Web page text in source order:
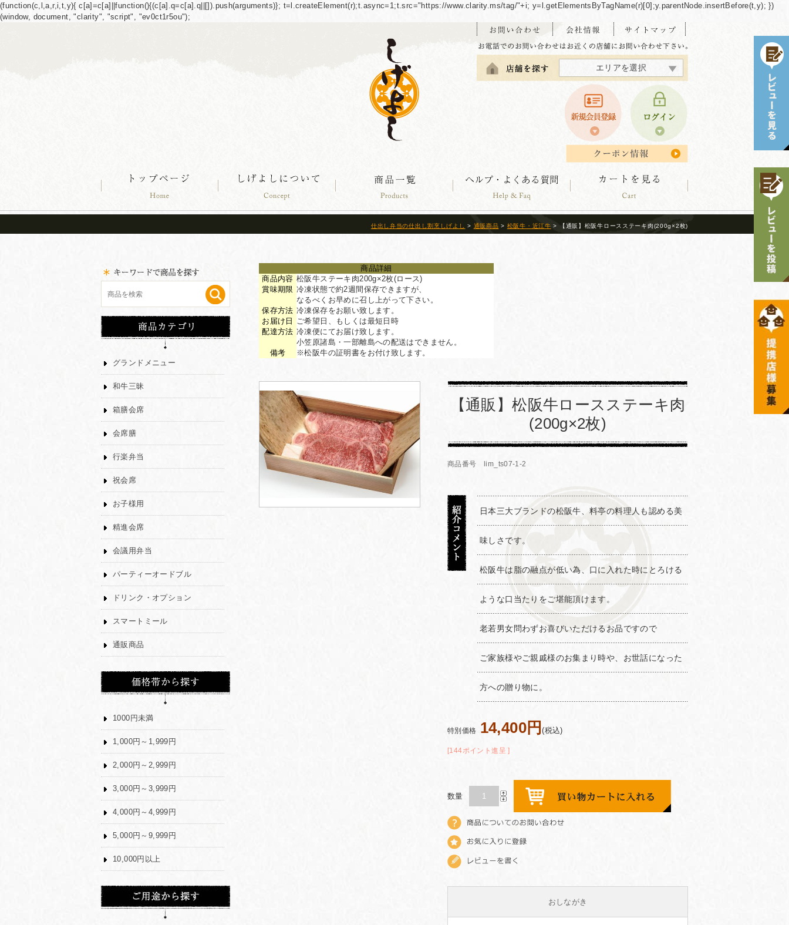
(function(c,l,a,r,i,t,y){ c[a]=c[a]||function(){(c[a].q=c[a].q||[]).push(arguments)}; t=l.createElement(r);t.async=1;t.src="https://www.clarity.ms/tag/"+i; y=l.getElementsByTagName(r)[0];y.parentNode.insertBefore(t,y); })
(window, document, "clarity", "script", "ev0ct1r5ou");
エリアを選択
北海道エリア
東北エリア
関東エリア
東海・北陸エリア
関西エリア
中四国エリア
九州エリア
沖縄エリア
仕出し弁当の仕出し割烹しげよし > 通販商品 > 松阪牛・近江牛 > 【通販】松阪牛ロースステーキ肉(200g×2枚)
グランドメニュー
和牛三昧
箱膳会席
会席膳
行楽弁当
祝会席
お子様用
精進会席
会議用弁当
パーティーオードブル
ドリンク・オプション
スマートミール
通販商品
1000円未満
1,000円～1,999円
2,000円～2,999円
3,000円～3,999円
4,000円～4,999円
5,000円～9,999円
10,000円以上
商品詳細
商品内容 松阪牛ステーキ肉200g×2枚(ロース)
賞味期限 冷凍状態で約2週間保存できますが、
なるべくお早めに召し上がって下さい。
保存方法 冷凍保存をお願い致します。
お届け日
ご希望日、もしくは最短日時
配達方法 冷凍便にてお届け致します。
小笠原諸島・一部離島への配送はできません。
備考
※松阪牛の証明書をお付け致します。
【通販】松阪牛ロースステーキ肉
(200g×2枚)
商品番号 lim_ts07-1-2
日本三大ブランドの松阪牛、料亭の料理人も認める美
味しさです。
松阪牛は脂の融点が低い為、口に入れた時にとろける
ような口当たりをご堪能頂けます。
老若男女問わずお喜びいただけるお品ですので
ご家族様やご親戚様のお集まり時や、お世話になった
方への贈り物に。
特別価格 14,400円(税込)
[144ポイント進呈 ]
数量
おしながき